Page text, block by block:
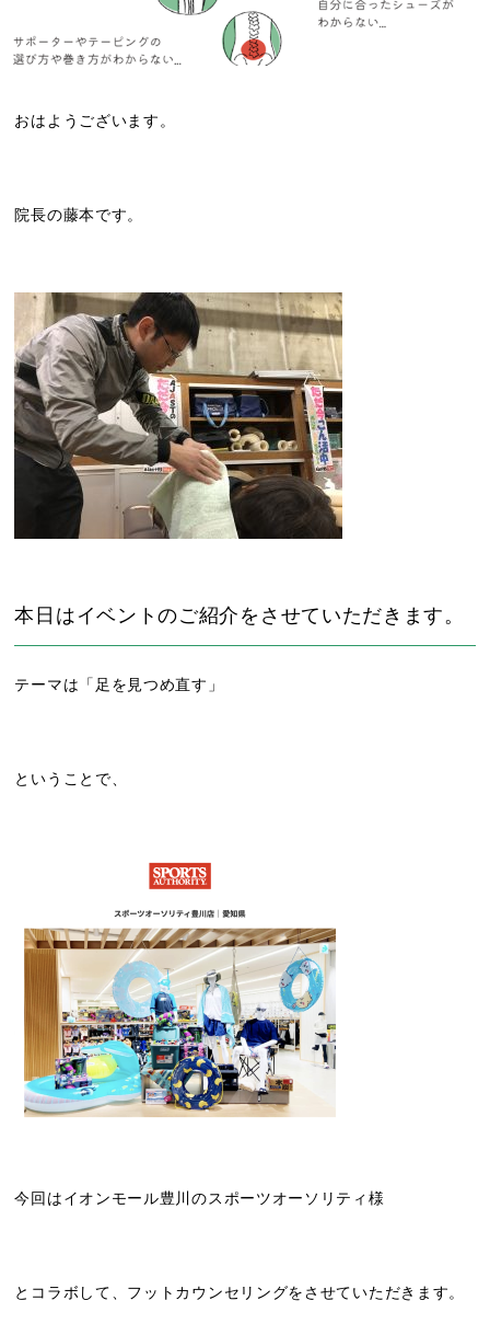
おはようございます。
院長の藤本です。
本日はイベントのご紹介をさせていただきます。
テーマは「足を見つめ直す」
ということで、
今回はイオンモール豊川のスポーツオーソリティ様
とコラボして、フットカウンセリングをさせていただきます。